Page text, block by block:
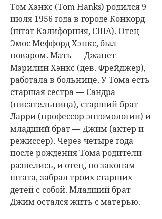
Том Хэнкс (Tom Hanks) родился 9
июля 1956 года в городе Конкорд
(штат Калифорния, США). Отец —
Эмос Меффорд Хэнкс, был
поваром. Мать — Джанет
Мэрилин Хэнкс (дев. Фрейджер),
работала в больнице. У Тома есть
старшая сестра — Сандра
(писательница), старший брат
Ларри (профессор энтомологии) и
младший брат — Джим (актер и
режиссер). Через четыре года
после рождения Тома родители
развелись, и отец, по законам
штата, забрал троих старших
детей с собой. Младший брат
Джим остался жить с матерью.